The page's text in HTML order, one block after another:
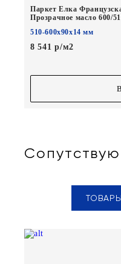
Паркет Елка
Прозрачное масло 600/
510-600х90х14 мм
8 541 р/м2